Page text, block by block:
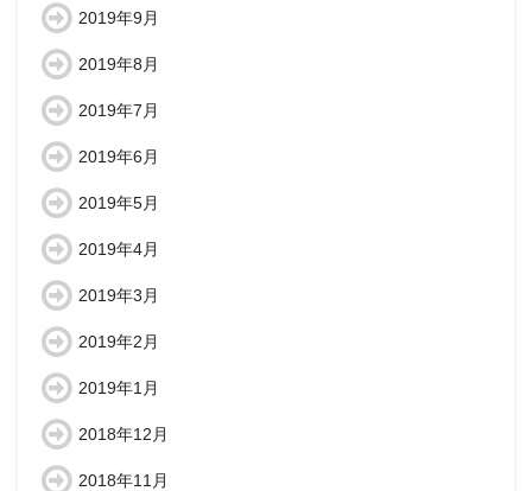
2019年9月
2019年8月
2019年7月
2019年6月
2019年5月
2019年4月
2019年3月
2019年2月
2019年1月
2018年12月
2018年11月